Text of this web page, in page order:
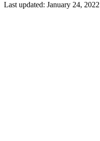
Last updated: January 24, 2022